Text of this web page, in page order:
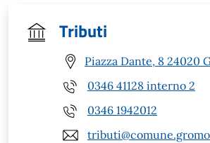
Tributi
Piazza Dante, 8 24020
0346 41128 interno 2
0346 1942012